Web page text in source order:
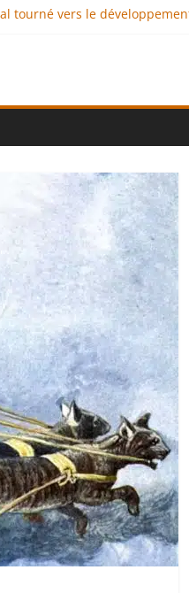
tourné vers le
coopération internationale